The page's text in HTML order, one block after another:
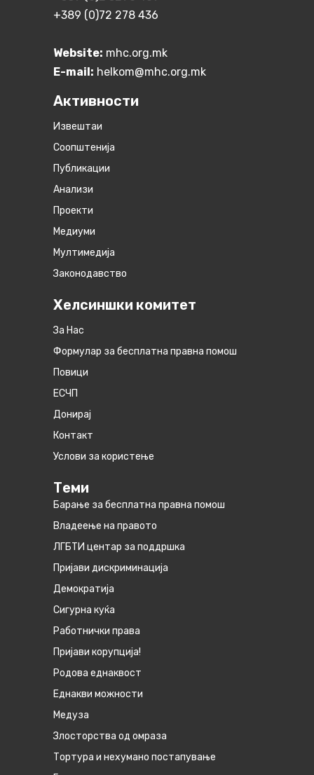
+389 (0)72 278 436
Website: mhc.org.mk
E-mail: helkom@mhc.org.mk
Активности
Извештаи
Соопштенија
Публикации
Анализи
Проекти
Медиуми
Мултимедија
Законодавство
Хелсиншки комитет
За Нас
Формулар за бесплатна правна помош
Повици
ЕСЧП
Донирај
Контакт
Услови за користење
Теми
Барање за бесплатна правна помош
Владеење на правото
ЛГБТИ центар за поддршка
Пријави дискриминација
Демократија
Сигурна куќа
Работнички права
Пријави корупција!
Родова еднаквост
Eднакви можности
Медуза
Злосторства од омраза
Тортура и нехумано постапување